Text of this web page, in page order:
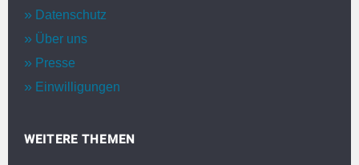
Datenschutz
Über uns
Presse
Einwilligungen
WEITERE THEMEN